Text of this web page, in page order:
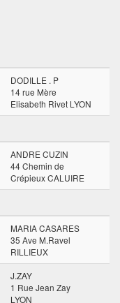
DODILLE . P
14 rue Mère
Elisabeth Rivet LYON
ANDRE CUZIN
44 Chemin de
Crépieux CALUIRE
MARIA CASARES
35 Ave M.Ravel
RILLIEUX
J.ZAY
1 Rue Jean Zay
LYON